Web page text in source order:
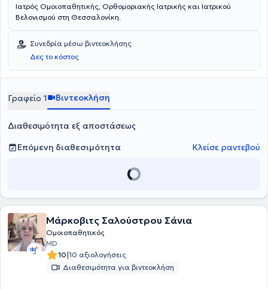
Ιατρός Ομοιοπαθητικής, Ορθομοριακής Ιατρικής και Ιατρικού
Βελονισμού στη Θεσσαλονίκη.
Συνεδρία μέσω βιντεοκλήσης
Δες το κόστος
Γραφείο 1 Βιντεοκλήση
Διαθεσιμότητα εξ αποστάσεως
Επόμενη διαθεσιμότητα
Κλείσε ραντεβού
Μάρκοβιτς Σαλούστρου Σάνια
Ομοιοπαθητικός
MD
10|10 αξιολογήσεις
Διαθεσιμότητα για βιντεοκλήση